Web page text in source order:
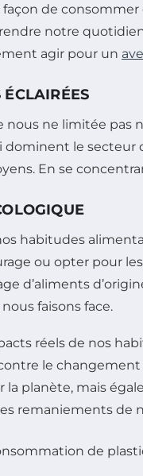
de
notre
agir pour un
ne limitée pas
le secteur
En se
habitudes
ou opter pour
d’aliments
faisons face.
réels de nos
le
planète, mais
remaniements de